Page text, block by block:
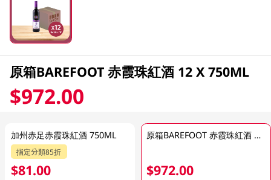
原箱BAREFOOT 赤霞珠紅酒 12 X 750ML
$972.00
加州赤足赤霞珠紅酒 750ML
指定分類85折
$81.00
原箱BAREFOOT 赤霞珠紅酒 12 X 750ML
$972.00